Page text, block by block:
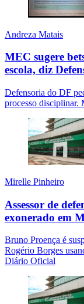
Andreza Matais
MEC sugere
escola, diz
Defensoria do DF
processo
Mirelle Pinheiro
Assessor de
exonerado em
Bruno Proença é
Rogério Borges
Diário Oficial